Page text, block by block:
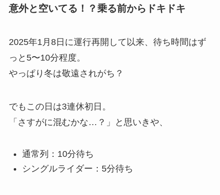
意外と空いてる！？乗る前からドキドキ
2025年1月8日に運行再開して以来、待ち時間はず
っと5〜10分程度。
やっぱり冬は敬遠されがち？
でもこの日は3連休初日。
「さすがに混むかな…？」と思いきや、
通常列：10分待ち
シングルライダー：5分待ち